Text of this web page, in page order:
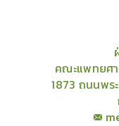
คณะแพทยศ
1873 ถนนพร